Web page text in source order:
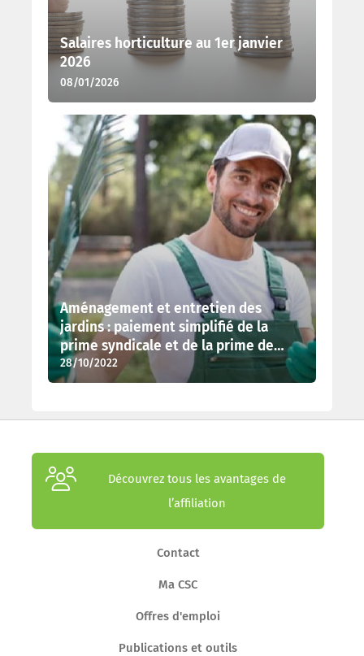
Salaires horticulture au 1er janvier
2026
08/01/2026
Aménagement et entretien des
jardins : paiement simplifié de la
prime syndicale et de la prime de
fidélité
28/10/2022
Découvrez tous les avantages de
l’affiliation
Contact
Ma CSC
Offres d'emploi
Publications et outils